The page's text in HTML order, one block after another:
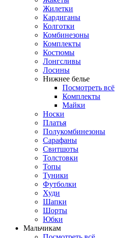
Жилетки
Кардиганы
Колготки
Комбинезоны
Комплекты
Костюмы
Лонгсливы
Лосины
Нижнее белье
Посмотреть всё
Комплекты
Майки
Носки
Платья
Полукомбинезоны
Сарафаны
Свитшоты
Толстовки
Топы
Туники
Футболки
Худи
Шапки
Шорты
Юбки
Мальчикам